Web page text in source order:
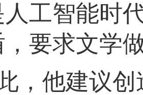
人工智能时
要求文学
，他建议